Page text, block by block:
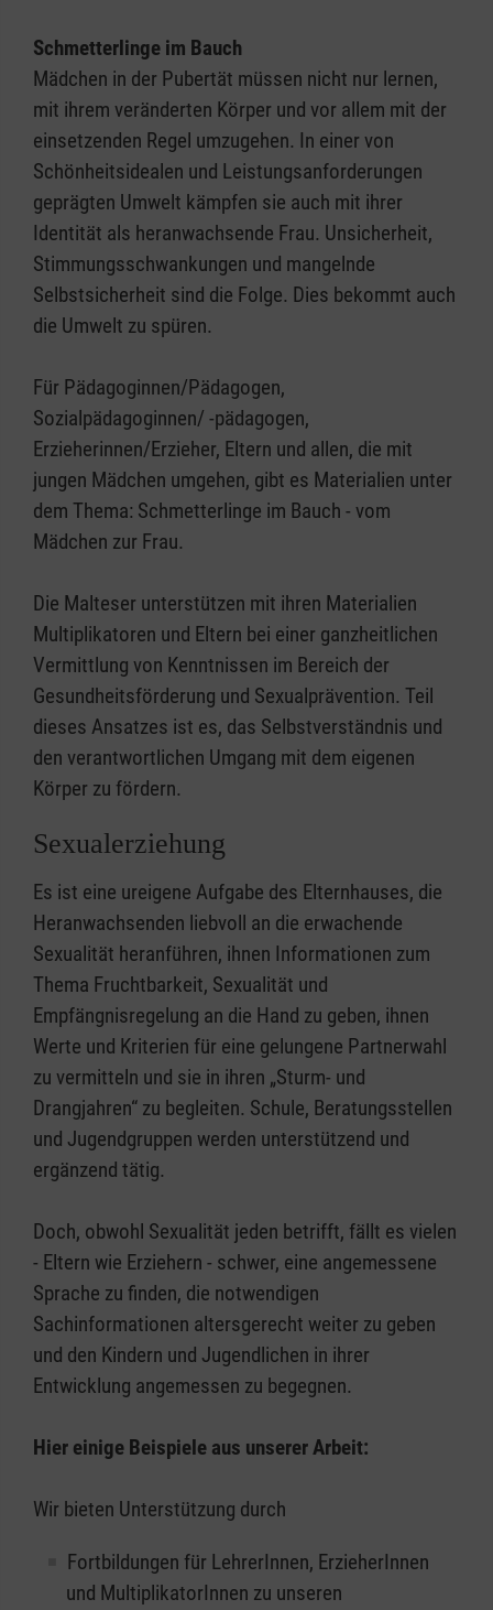
Schmetterlinge im Bauch
Mädchen in der Pubertät müssen nicht nur lernen,
mit ihrem veränderten Körper und vor allem mit der
einsetzenden Regel umzugehen. In einer von
Schönheitsidealen und Leistungsanforderungen
geprägten Umwelt kämpfen sie auch mit ihrer
Identität als heranwachsende Frau. Unsicherheit,
Stimmungsschwankungen und mangelnde
Selbstsicherheit sind die Folge. Dies bekommt auch
die Umwelt zu spüren.
Für Pädagoginnen/Pädagogen,
Sozialpädagoginnen/ -pädagogen,
Erzieherinnen­/Erzie­her, Eltern und allen, die mit
jungen Mädchen umgehen, gibt es Materialien unter
dem Thema: Schmetterlinge im Bauch - vom
Mädchen zur Frau.
Die Malteser unterstützen mit ihren Materialien
Multiplikatoren und Eltern bei einer ganzheitlichen
Vermittlung von Kenntnissen im Bereich der
Gesundheitsförderung und Sexualprävention. Teil
dieses Ansatzes ist es, das Selbstverständnis und
den verantwortlichen Umgang mit dem eigenen
Körper zu fördern.
Sexualerziehung
Es ist eine ureigene Aufgabe des Elternhauses, die
Heranwachsenden liebvoll an die erwachende
Sexualität heranführen, ihnen Informationen zum
Thema Fruchtbarkeit, Sexualität und
Empfängnisregelung an die Hand zu geben, ihnen
Werte und Kriterien für eine gelungene Partnerwahl
zu vermitteln und sie in ihren „Sturm- und
Drangjahren“ zu begleiten. Schule, Beratungsstellen
und Jugendgruppen werden unterstützend und
ergänzend tätig.
Doch, obwohl Sexualität jeden betrifft, fällt es vielen
- Eltern wie Erziehern - schwer, eine angemessene
Sprache zu finden, die notwendigen
Sachinformationen altersgerecht weiter zu geben
und den Kindern und Jugendlichen in ihrer
Entwicklung angemessen zu begegnen.
Hier einige Beispiele aus unserer Arbeit:
Wir bieten Unterstützung durch
Fortbildungen für LehrerInnen, ErzieherInnen
und MultiplikatorInnen zu unseren